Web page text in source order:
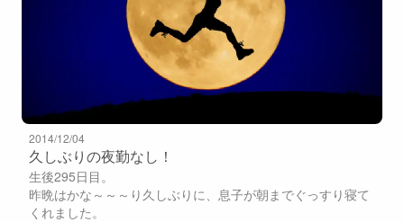
2014/12/04
久しぶりの夜勤なし！
生後295日目。
昨晩はかな～～～り久しぶりに、息子が朝までぐっすり寝て
くれました。